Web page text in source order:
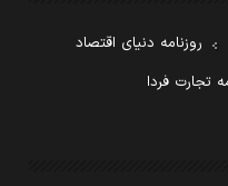
روزنامه دنیای اقتصاد
تجارت فردا